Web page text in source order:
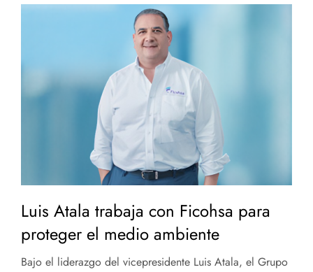
Luis Atala trabaja con Ficohsa para
proteger el medio ambiente
Bajo el liderazgo del vicepresidente Luis Atala, el Grupo